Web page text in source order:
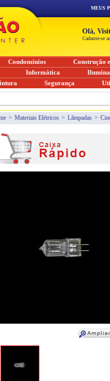
> Materiais Elétricos > Lâmpadas >
MEUS
Olá,
Cadastre-se
Condomínios
Construção
Informática
Segurança